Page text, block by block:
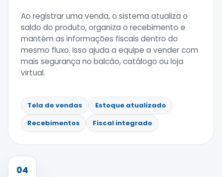
Ao registrar uma venda, o sistema atualiza o
saldo do produto, organiza o recebimento e
mantém as informações fiscais dentro do
mesmo fluxo. Isso ajuda a equipe a vender com
mais segurança no balcão, catálogo ou loja
virtual.
Tela de vendas
Estoque atualizado
Recebimentos
Fiscal integrado
04